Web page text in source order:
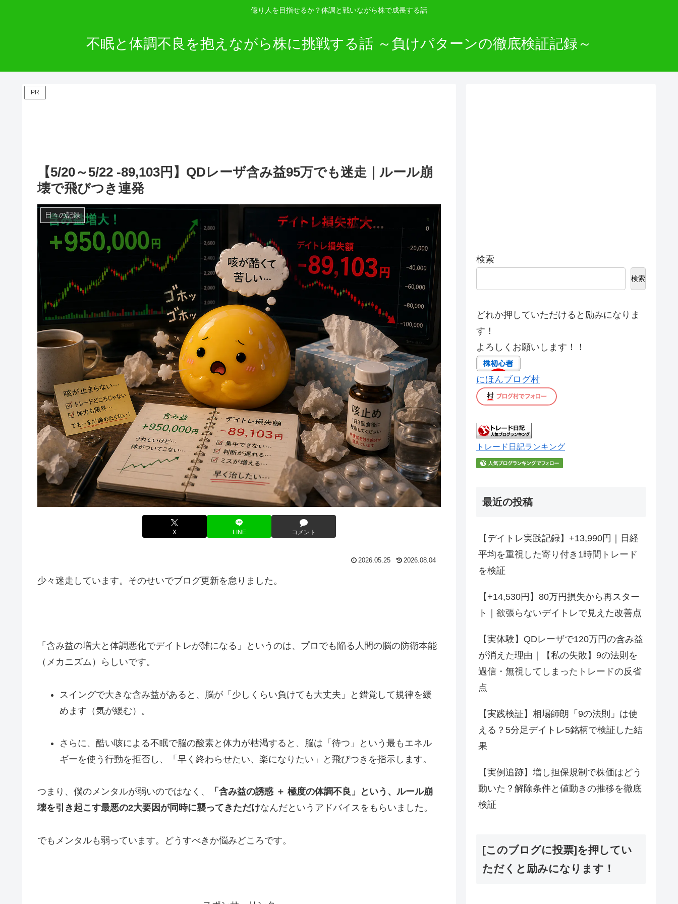
億り人を目指せるか？体調と戦いながら株で成長する話
不眠と体調不良を抱えながら株に挑戦する話 ～負けパターンの徹底検証記録～
PR
【5/20～5/22 -89,103円】QDレーザ含み益95万でも迷走｜ルール崩
壊で飛びつき連発
日々の記録
X LINE コメント
2026.05.25 2026.08.04
少々迷走しています。そのせいでブログ更新を怠りました。
「含み益の増大と体調悪化でデイトレが雑になる」というのは、プロでも陥る人間の脳の防衛本能
（メカニズム）らしいです。
スイングで大きな含み益があると、脳が「少しくらい負けても大丈夫」と錯覚して規律を緩
めます（気が緩む）。
さらに、酷い咳による不眠で脳の酸素と体力が枯渇すると、脳は「待つ」という最もエネル
ギーを使う行動を拒否し、「早く終わらせたい、楽になりたい」と飛びつきを指示します。
つまり、僕のメンタルが弱いのではなく、
「含み益の誘惑 ＋ 極度の体調不良」という、ルール崩
壊を引き起こす最悪の2大要因が同時に襲ってきただけなんだというアドバイスをもらいました。
でもメンタルも弱っています。どうすべきか悩みどころです。
検索
検索
どれか押していただけると励みになりま
す！
よろしくお願いします！！
にほんブログ村
トレード日記ランキング
最近の投稿
【デイトレ実践記録】+13,990円｜日経
平均を重視した寄り付き1時間トレード
を検証
【+14,530円】80万円損失から再スター
ト｜欲張らないデイトレで見えた改善点
【実体験】QDレーザで120万円の含み益
が消えた理由｜【私の失敗】9の法則を
過信・無視してしまったトレードの反省
点
【実践検証】相場師朗「9の法則」は使
える？5分足デイトレ5銘柄で検証した結
果
【実例追跡】増し担保規制で株価はどう
動いた？解除条件と値動きの推移を徹底
検証
[このブログに投票]を押してい
ただくと励みになります！